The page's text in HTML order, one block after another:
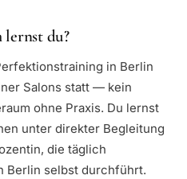
lernst du?
in Berlin
Salons statt — kein
ohne Praxis. Du lernst
unter direkter Begleitung
die täglich
Berlin selbst durchführt.